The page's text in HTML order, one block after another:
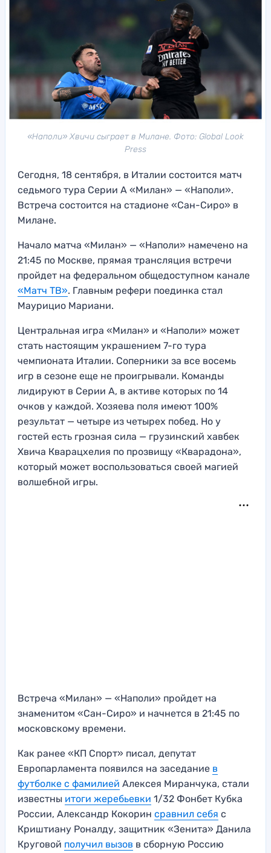
«Наполи» Хвичи сыграет в Милане. Фото: Global Look
Press
Сегодня, 18 сентября, в Италии состоится матч
седьмого тура Серии А «Милан» — «Наполи».
Встреча состоится на стадионе «Сан-Сиро» в
Милане.
Начало матча «Милан» — «Наполи» намечено на
21:45 по Москве, прямая трансляция встречи
пройдет на федеральном общедоступном канале
«Матч ТВ». Главным рефери поединка стал
Маурицио Мариани.
Центральная игра «Милан» и «Наполи» может
стать настоящим украшением 7-го тура
чемпионата Италии. Соперники за все восемь
игр в сезоне еще не проигрывали. Команды
лидируют в Серии А, в активе которых по 14
очков у каждой. Хозяева поля имеют 100%
результат — четыре из четырех побед. Но у
гостей есть грозная сила — грузинский хавбек
Хвича Кварацхелия по прозвищу «Кварадона»,
который может воспользоваться своей магией
волшебной игры.
Встреча «Милан» — «Наполи» пройдет на
знаменитом «Сан-Сиро» и начнется в 21:45 по
московскому времени.
Как ранее «КП Спорт» писал, депутат
Европарламента появился на заседание в
футболке с фамилией Алексея Миранчука, стали
известны итоги жеребьевки 1/32 Фонбет Кубка
России, Александр Кокорин сравнил себя с
Криштиану Роналду, защитник «Зенита» Данила
Круговой получил вызов в сборную Россию